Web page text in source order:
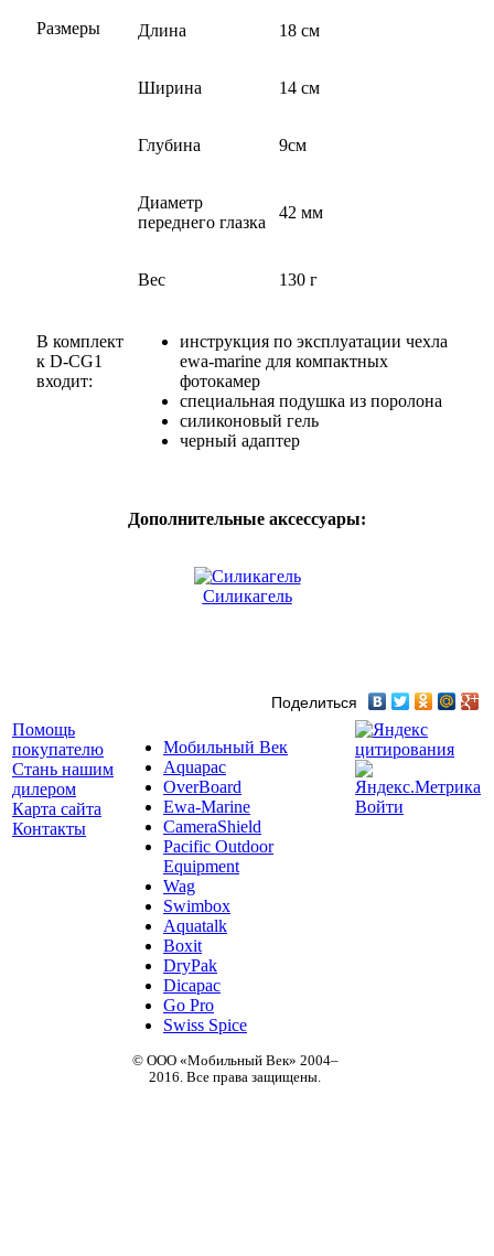
Размеры Длина 18 см
Ширина 14 см
Глубина 9см
Диаметр
переднего глазка
42 мм
Вес 130 г
В комплект
к D-CG1
входит:
инструкция по эксплуатации чехла
ewa-marine для компактных
фотокамер
специальная подушка из поролона
силиконовый гель
черный адаптер
Дополнительные аксессуары:
Силикагель
Поделиться
Помощь
покупателю
Стань нашим
дилером
Карта сайта
Контакты
Мобильный Век
Aquapac
OverBoard
Ewa-Marine
CameraShield
Pacific Outdoor
Equipment
Wag
Swimbox
Aquatalk
Boxit
DryPak
Dicapac
Go Pro
Swiss Spice
© ООО «Мобильный Век» 2004–
2016. Все права защищены.
Войти